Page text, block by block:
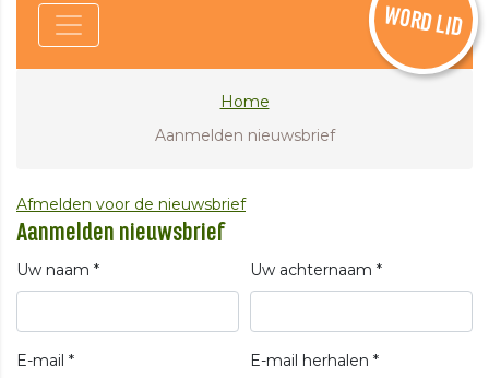
WORD LID
Home
Aanmelden nieuwsbrief
Afmelden voor de nieuwsbrief
Aanmelden nieuwsbrief
Uw naam * Uw achternaam *
E-mail * E-mail herhalen *